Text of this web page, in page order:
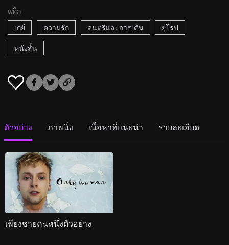
แท็ก
เกย์
ความรัก ดนตรีและการเต้น ยุโรป
หนังสั้น
ตัวอย่าง ภาพนิ่ง เนื้อหาที่แนะนำ รายละเอียด
เพียงชายคนหนึ่งตัวอย่าง